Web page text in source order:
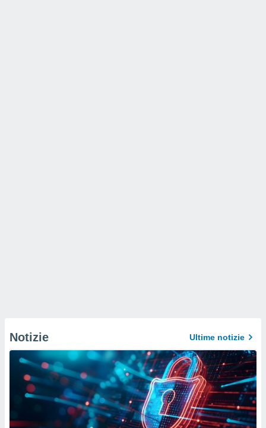
Notizie Ultime notizie